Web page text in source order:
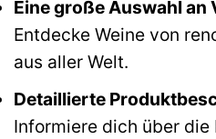
Eine große Auswahl an
Entdecke Weine von
aus aller Welt.
Detaillierte
Informiere dich über die